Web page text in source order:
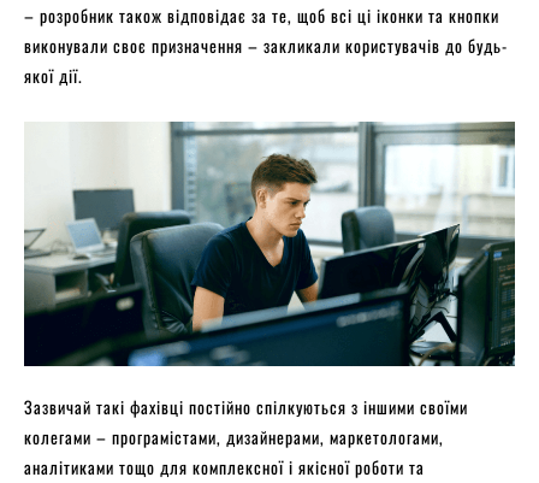
– розробник також відповідає за те, щоб всі ці іконки та кнопки
виконували своє призначення – закликали користувачів до будь-
якої дії.
Зазвичай такі фахівці постійно спілкуються з іншими своїми
колегами – програмістами, дизайнерами, маркетологами,
аналітиками тощо для комплексної і якісної роботи та